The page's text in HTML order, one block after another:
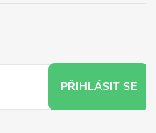
PŘIHLÁSIT SE